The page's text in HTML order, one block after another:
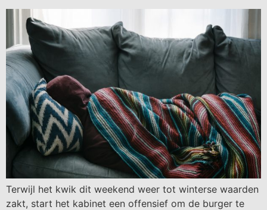
Terwijl het kwik dit weekend weer tot winterse waarden
zakt, start het kabinet een offensief om de burger te